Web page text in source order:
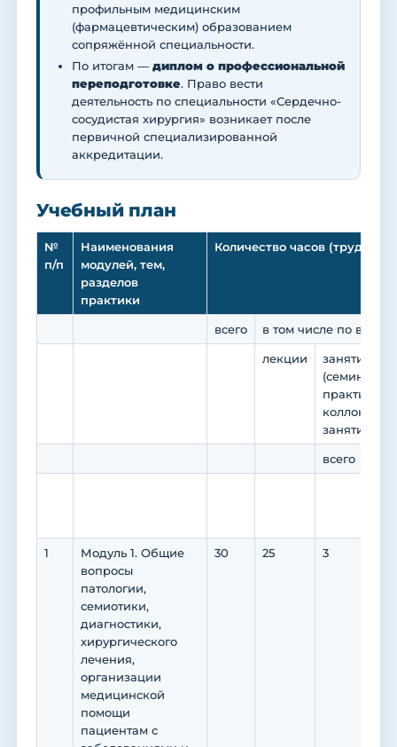
профильным медицинским
(фармацевтическим) образованием
сопряжённой специальности.
По итогам — диплом о профессиональной
переподготовке. Право вести
деятельность по специальности «Сердечно-
сосудистая хирургия» возникает после
первичной специализированной
аккредитации.
Учебный план
№
п/п
Наименования
модулей, тем,
разделов
практики
Количество часов
всего в том числе по
лекции
занятия
(семинары,
занятия)
всего
1
Модуль 1. Общие
вопросы
патологии,
семиотики,
диагностики,
хирургического
лечения,
организации
медицинской
помощи
пациентам с
30 25 3